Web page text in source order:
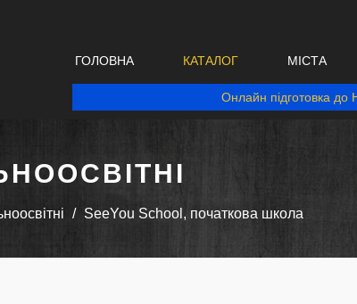
ГОЛОВНА КАТАЛОГ МІСТА
Онлайн підготовка
SeeYou School, початкова школа